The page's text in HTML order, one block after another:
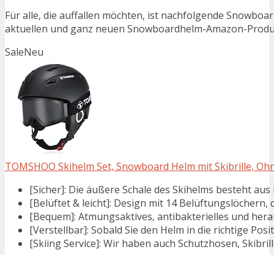
Für alle, die auffallen möchten, ist nachfolgende
aktuellen und ganz neuen Snowboardhelm-Amazon-
SaleNeu
TOMSHOO Skihelm Set, Snowboard Helm mit Skibrille,
[Sicher]: Die äußere Schale des Skihelms besteht
[Belüftet & leicht]: Design mit 14 Belüftungslöchern,
[Bequem]: Atmungsaktives, antibakterielles und
[Verstellbar]: Sobald Sie den Helm in die richtige
[Skiing Service]: Wir haben auch Schutzhosen,